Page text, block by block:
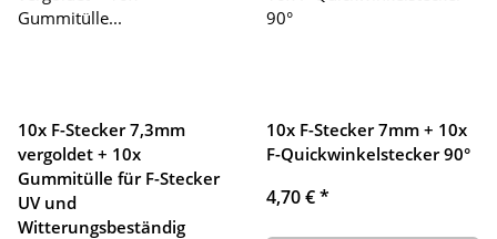
10x F-Stecker 7,3mm
vergoldet + 10x
Gummitülle für F-Stecker
UV und
Witterungsbeständig
10x F-Stecker 7mm + 10x
F-Quickwinkelstecker 90°
4,70 €*